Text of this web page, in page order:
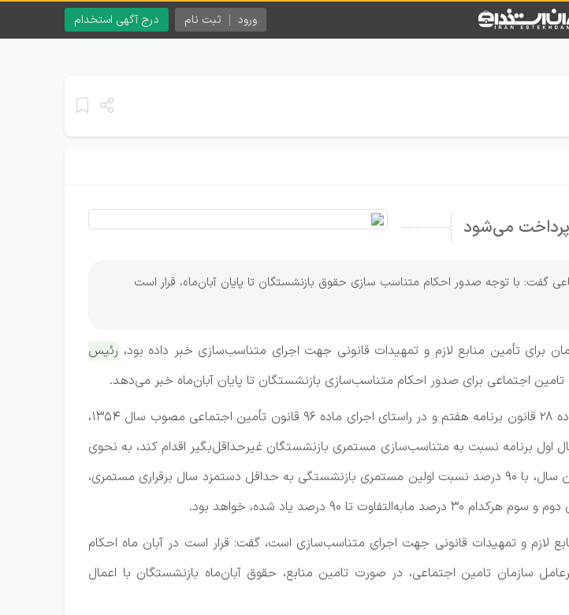
درج آگهی استخدام ورود ثبت نام
پرداخت می‌شود
گفت: با توجه صدور احکام متناسب سازی حقوق بازنشستگان تا پایان آبان‌ماه، قرار است
برای تأمین منابع لازم و تمهیدات قانونی جهت اجرای متناسب‌سازی خبر داده بود، رئیس
تامین اجتماعی برای صدور احکام متناسب‌سازی بازنشستگان تا پایان آبان‌ماه خبر می‌دهد.
علی دهقان‌کیا در گفت‌وگو با ایسنا، در این باره اظهار کرد: مطابق بند ۲ جزء ر ماده ۲۸ قانون برنامه هفتم و در راستای اجرای ماده ۹۶ قانون تأمین اجتماعی مصوب سال ۱۳۵۴،
برنامه نسبت به متناسب‌­سازی مستمری بازنشستگان غیرحداقل‌بگیر اقدام کند، به‌ نحوی
که در پایان سال سوم برنامه، نسبت مستمری بازنشسته به حداقل دستمزد همان سال، با ۹۰ درصد نسبت اولین مستمری بازنشستگی به حداقل دستمزد سال برقراری مستمری،
لازم و تمهیدات قانونی جهت اجرای متناسب‌سازی است، گفت: قرار است در آبان ماه احکام
سازمان تامین اجتماعی، در صورت تامین منابع، حقوق آبان‌ماه بازنشستگان با اعمال